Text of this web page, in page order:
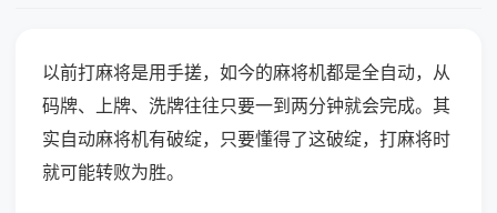
以前打麻将是用手搓，如今的麻将机都是全自动，从
码牌、上牌、洗牌往往只要一到两分钟就会完成。其
实自动麻将机有破绽，只要懂得了这破绽，打麻将时
就可能转败为胜。